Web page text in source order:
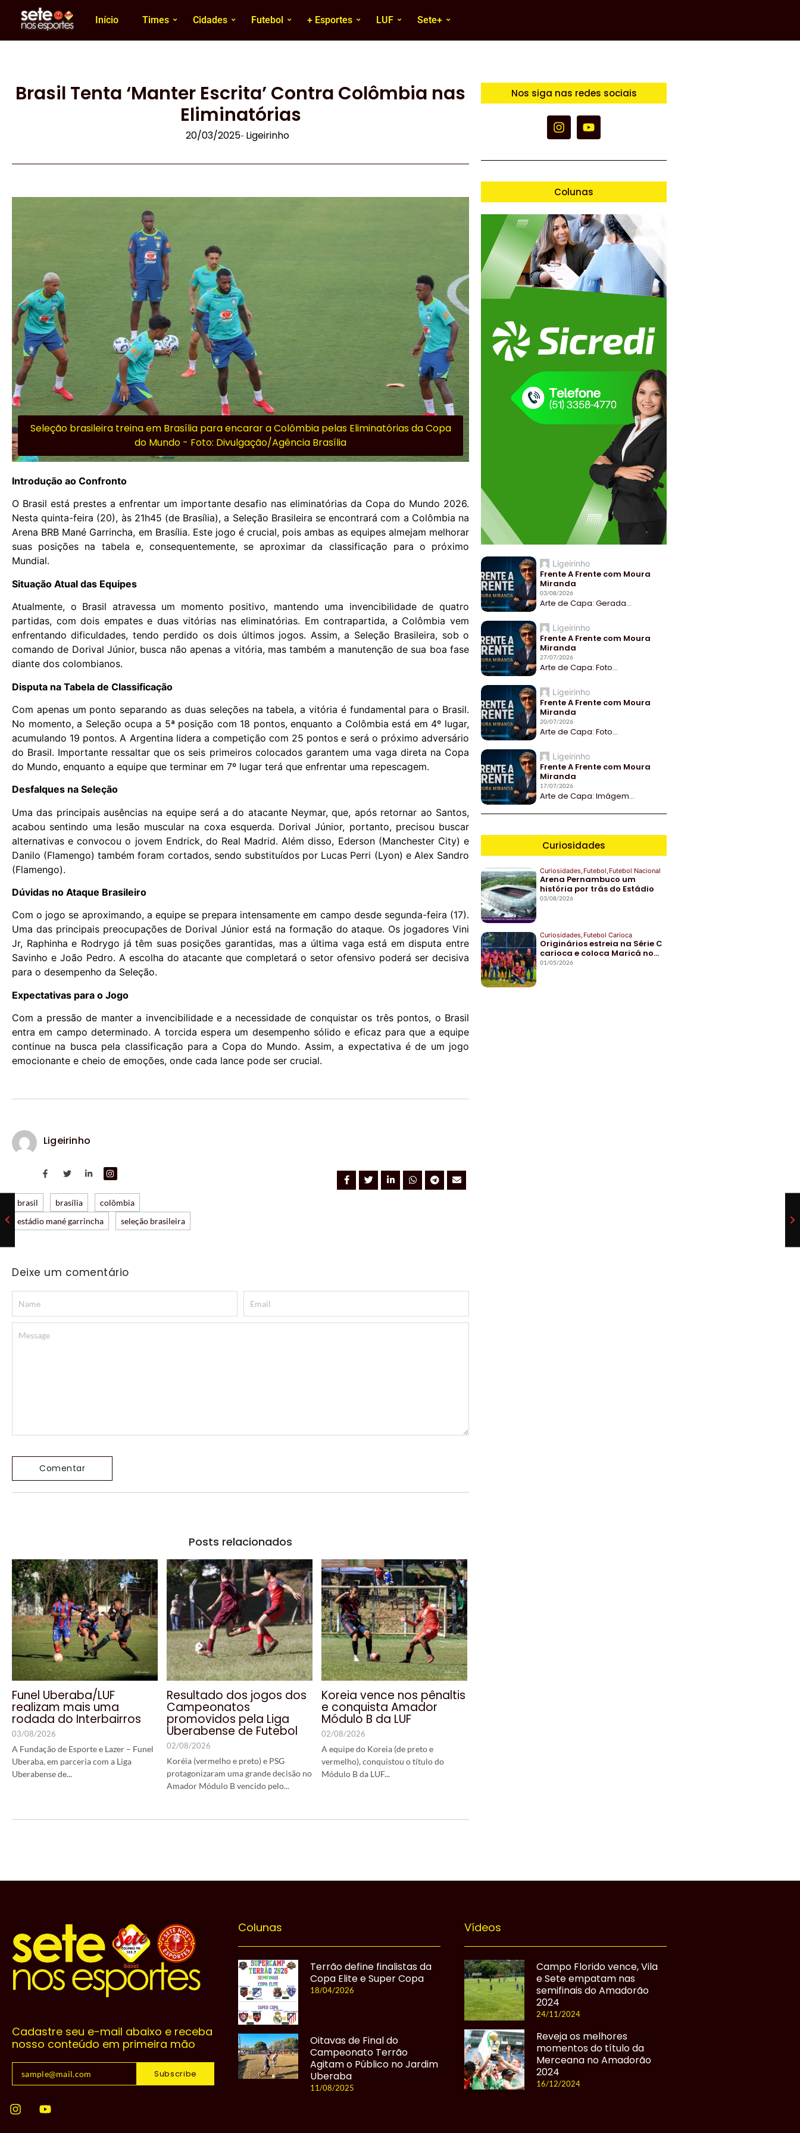
Início Times Cidades Futebol + Esportes LUF Sete+
Brasil Tenta ‘Manter Escrita’ Contra Colômbia nas
Eliminatórias
20/03/2025- Ligeirinho
Seleção brasileira treina em Brasília para encarar a Colômbia pelas Eliminatórias da Copa
do Mundo - Foto: Divulgação/Agência Brasília
Introdução ao Confronto
O Brasil está prestes a enfrentar um importante desafio nas eliminatórias da Copa do Mundo 2026.
Nesta quinta-feira (20), às 21h45 (de Brasília), a Seleção Brasileira se encontrará com a Colômbia na
Arena BRB Mané Garrincha, em Brasília. Este jogo é crucial, pois ambas as equipes almejam melhorar
suas posições na tabela e, consequentemente, se aproximar da classificação para o próximo
Mundial.
Situação Atual das Equipes
Atualmente, o Brasil atravessa um momento positivo, mantendo uma invencibilidade de quatro
partidas, com dois empates e duas vitórias nas eliminatórias. Em contrapartida, a Colômbia vem
enfrentando dificuldades, tendo perdido os dois últimos jogos. Assim, a Seleção Brasileira, sob o
comando de Dorival Júnior, busca não apenas a vitória, mas também a manutenção de sua boa fase
diante dos colombianos.
Disputa na Tabela de Classificação
Com apenas um ponto separando as duas seleções na tabela, a vitória é fundamental para o Brasil.
No momento, a Seleção ocupa a 5ª posição com 18 pontos, enquanto a Colômbia está em 4º lugar,
acumulando 19 pontos. A Argentina lidera a competição com 25 pontos e será o próximo adversário
do Brasil. Importante ressaltar que os seis primeiros colocados garantem uma vaga direta na Copa
do Mundo, enquanto a equipe que terminar em 7º lugar terá que enfrentar uma repescagem.
Desfalques na Seleção
Uma das principais ausências na equipe será a do atacante Neymar, que, após retornar ao Santos,
acabou sentindo uma lesão muscular na coxa esquerda. Dorival Júnior, portanto, precisou buscar
alternativas e convocou o jovem Endrick, do Real Madrid. Além disso, Ederson (Manchester City) e
Danilo (Flamengo) também foram cortados, sendo substituídos por Lucas Perri (Lyon) e Alex Sandro
(Flamengo).
Dúvidas no Ataque Brasileiro
Com o jogo se aproximando, a equipe se prepara intensamente em campo desde segunda-feira (17).
Uma das principais preocupações de Dorival Júnior está na formação do ataque. Os jogadores Vini
Jr, Raphinha e Rodrygo já têm suas posições garantidas, mas a última vaga está em disputa entre
Savinho e João Pedro. A escolha do atacante que completará o setor ofensivo poderá ser decisiva
para o desempenho da Seleção.
Expectativas para o Jogo
Com a pressão de manter a invencibilidade e a necessidade de conquistar os três pontos, o Brasil
entra em campo determinado. A torcida espera um desempenho sólido e eficaz para que a equipe
continue na busca pela classificação para a Copa do Mundo. Assim, a expectativa é de um jogo
emocionante e cheio de emoções, onde cada lance pode ser crucial.
Ligeirinho
brasil brasília
colômbia
estádio mané garrincha
seleção brasileira
Deixe um comentário
Posts relacionados
Funel Uberaba/LUF
realizam mais uma
rodada do Interbairros
03/08/2026
A Fundação de Esporte e Lazer – Funel
Uberaba, em parceria com a Liga
Uberabense de...
Resultado dos jogos dos
Campeonatos
promovidos pela Liga
Uberabense de Futebol
02/08/2026
Koréia (vermelho e preto) e PSG
protagonizaram uma grande decisão no
Amador Módulo B vencido pelo...
Koreia vence nos pênaltis
e conquista Amador
Módulo B da LUF
02/08/2026
A equipe do Koreia (de preto e
vermelho), conquistou o título do
Módulo B da LUF...
Nos siga nas redes sociais
Colunas
Ligeirinho
Frente A Frente com Moura
Miranda
03/08/2026
Arte de Capa: Gerada...
Ligeirinho
Frente A Frente com Moura
Miranda
27/07/2026
Arte de Capa: Foto...
Ligeirinho
Frente A Frente com Moura
Miranda
20/07/2026
Arte de Capa: Foto...
Ligeirinho
Frente A Frente com Moura
Miranda
17/07/2026
Arte de Capa: Imágem...
Curiosidades
Curiosidades Futebol Futebol Nacional
Arena Pernambuco um
história por trás do Estádio
03/08/2026
Curiosidades Futebol Carioca
Originários estreia na Série C
carioca e coloca Maricá no…
01/05/2026
Cadastre seu e-mail abaixo e receba
nosso conteúdo em primeira mão
Subscribe
Colunas
Terrão define finalistas da
Copa Elite e Super Copa
18/04/2026
Oitavas de Final do
Campeonato Terrão
Agitam o Público no Jardim
Uberaba
11/08/2025
Vídeos
Campo Florido vence, Vila
e Sete empatam nas
semifinais do Amadorão
2024
24/11/2024
Reveja os melhores
momentos do título da
Merceana no Amadorão
2024
16/12/2024